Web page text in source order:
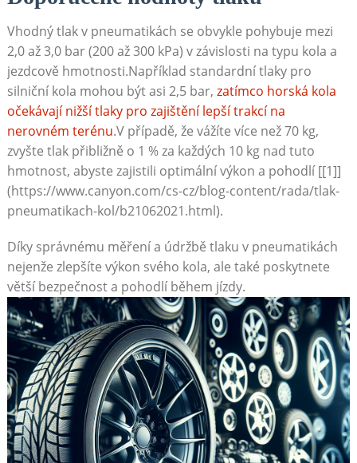
Vhodný tlak v pneumatikách se obvykle pohybuje mezi
2,0 až 3,0 bar (200 až 300 kPa) v závislosti na typu kola a
jezdcově hmotnosti.Například standardní tlaky pro
silniční kola mohou být asi 2,5 bar, zatímco horská kola
očekávají nižší tlaky pro zajištění lepší trakcí na
nerovném terénu.V případě, že vážíte více než 70 kg,
zvyšte tlak přibližně o 1 % za každých 10 kg nad tuto
hmotnost, abyste zajistili optimální výkon a pohodlí [[1]]
(https://www.canyon.com/cs-cz/blog-content/rada/tlak-
pneumatikach-kol/b21062021.html).
Díky správnému měření a údržbě tlaku v pneumatikách
nejenže zlepšíte výkon svého kola, ale také poskytnete
větší bezpečnost a pohodlí během jízdy.